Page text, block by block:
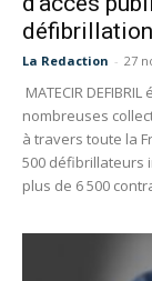
La Redaction - 27
MATECIR
nombreuses
à travers toute la
500 défibrillateurs
plus de 6 500